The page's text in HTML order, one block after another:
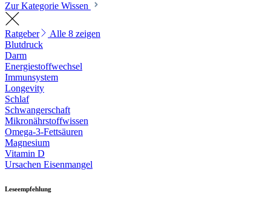
Zur Kategorie Wissen
Ratgeber
Alle 8 zeigen
Blutdruck
Darm
Energiestoffwechsel
Immunsystem
Longevity
Schlaf
Schwangerschaft
Mikronährstoffwissen
Omega-3-Fettsäuren
Magnesium
Vitamin D
Ursachen Eisenmangel
Leseempfehlung